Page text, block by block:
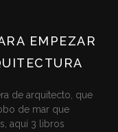
EMPEZAR
de arquitecto, que
de mar que
aquí 3 libros